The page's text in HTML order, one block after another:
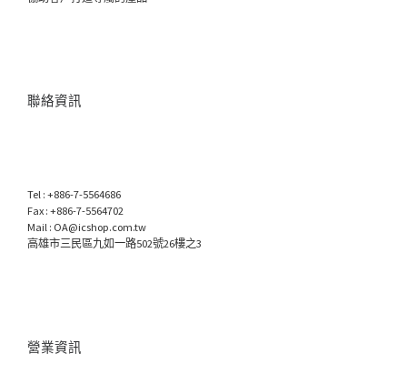
聯絡資訊
Tel : +886-7-5564686
Fax : +886-7-5564702
Mail : OA@icshop.com.tw
高雄市三民區九如一路502號26樓之3
營業資訊